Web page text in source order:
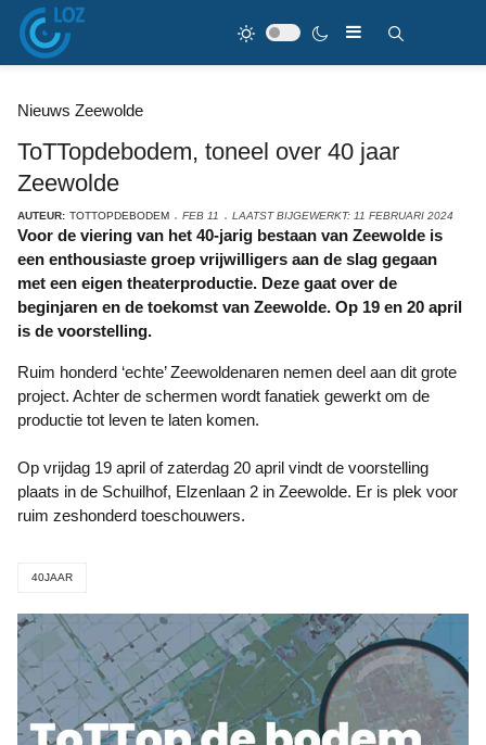
Nieuws Zeewolde
ToTTopdebodem, toneel over 40 jaar
Zeewolde
AUTEUR: TOTTOPDEBODEM FEB 11 LAATST BIJGEWERKT: 11 FEBRUARI 2024
Voor de viering van het 40-jarig bestaan van Zeewolde is
een enthousiaste groep vrijwilligers aan de slag gegaan
met een eigen theaterproductie. Deze gaat over de
beginjaren en de toekomst van Zeewolde. Op 19 en 20 april
is de voorstelling.
Ruim honderd ‘echte’ Zeewoldenaren nemen deel aan dit grote
project. Achter de schermen wordt fanatiek gewerkt om de
productie tot leven te laten komen.
Op vrijdag 19 april of zaterdag 20 april vindt de voorstelling
plaats in de Schuilhof, Elzenlaan 2 in Zeewolde. Er is plek voor
ruim zeshonderd toeschouwers.
40JAAR